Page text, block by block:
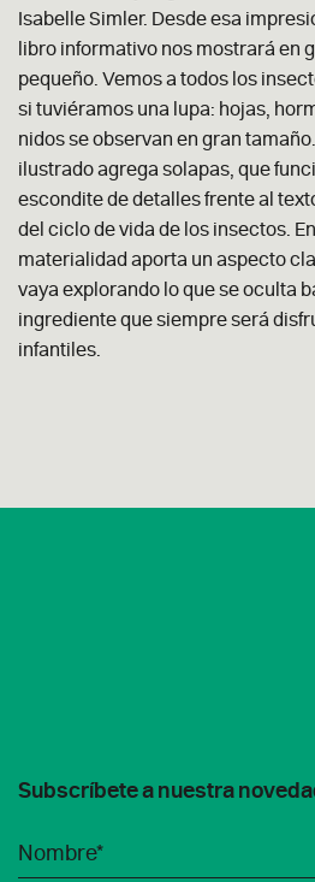
Isabelle Simler. Desde esa
libro informativo nos mostrará en
pequeño. Vemos a todos los
si tuviéramos una lupa: hojas,
nidos se observan en gran
ilustrado agrega solapas, que
escondite de detalles frente al
del ciclo de vida de los insectos.
materialidad aporta un aspecto
vaya explorando lo que se oculta
ingrediente que siempre será
infantiles.
Subscríbete a nuestra